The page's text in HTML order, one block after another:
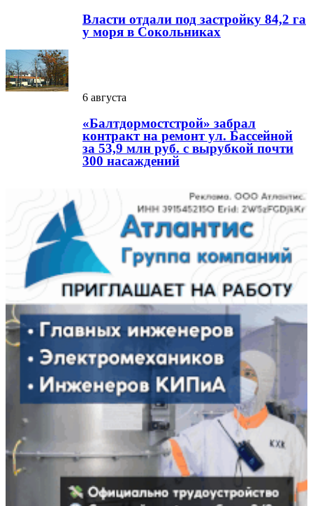
Власти отдали под застройку 84,2 га
у моря в Сокольниках
6 августа
«Балтдормостстрой» забрал
контракт на ремонт ул. Бассейной
за 53,9 млн руб. с вырубкой почти
300 насаждений